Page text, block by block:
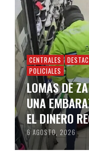
CENTRALES
POLICIALES
LOMAS DE
UNA
EL DINERO
6 AGOSTO, 2026